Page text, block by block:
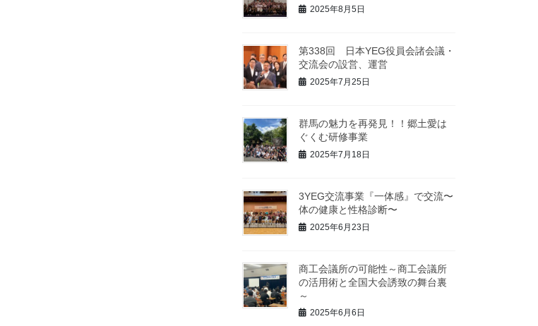
2025年8月5日
第338回 日本YEG役員会諸会議・
交流会の設営、運営
2025年7月25日
群馬の魅力を再発見！！郷土愛は
ぐくむ研修事業
2025年7月18日
3YEG交流事業『一体感』で交流〜
体の健康と性格診断〜
2025年6月23日
商工会議所の可能性～商工会議所
の活用術と全国大会誘致の舞台裏
～
2025年6月6日